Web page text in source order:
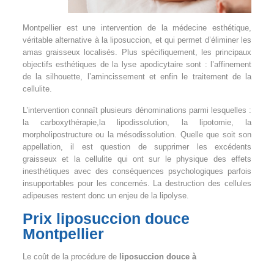
Montpellier est une intervention de la médecine esthétique,
véritable alternative à la liposuccion, et qui permet d’éliminer les
amas graisseux localisés. Plus spécifiquement, les principaux
objectifs esthétiques de la lyse apodicytaire sont : l’affinement
de la silhouette, l’amincissement et enfin le traitement de la
cellulite.
L’intervention connaît plusieurs dénominations parmi lesquelles :
la carboxythérapie,la lipodissolution, la lipotomie, la
morpholipostructure ou la mésodissolution. Quelle que soit son
appellation, il est question de supprimer les excédents
graisseux et la cellulite qui ont sur le physique des effets
inesthétiques avec des conséquences psychologiques parfois
insupportables pour les concernés. La destruction des cellules
adipeuses restent donc un enjeu de la lipolyse.
Prix liposuccion douce
Montpellier
Le coût de la procédure de liposuccion douce à